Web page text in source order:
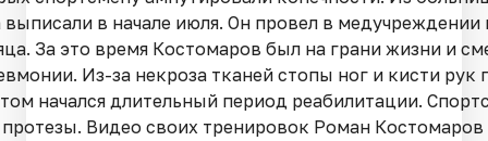
в начале июля. Он провел в медучреждении
За это время Костомаров был на грани жизни и
Из-за некроза тканей стопы ног и кисти рук
начался длительный период реабилитации.
протезы. Видео своих тренировок Роман Костомаров